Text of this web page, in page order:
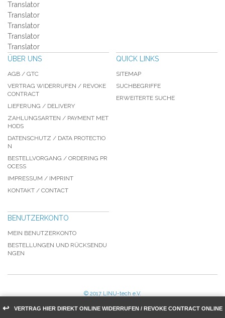
Translator
Translator
Translator
Translator
Translator
ÜBER UNS
AGB / GTC
VERTRAG WIDERRUFEN / REVOKE
CONTRACT
LIEFERUNG / DELIVERY
ZAHLUNGSARTEN / PAYMENT MET
HODS
DATENSCHUTZ / DATA PROTECTIO
N
BESTELLVORGANG / ORDERING PR
OCESS
IMPRESSUM / IMPRINT
KONTAKT / CONTACT
↩ VERTRAG HIER DIREKT ONLINE WIDERRUFEN / REVOKE CONTRACT ONLINE
QUICK LINKS
SITEMAP
SUCHBEGRIFFE
ERWEITERTE SUCHE
BENUTZERKONTO
MEIN BENUTZERKONTO
BESTELLUNGEN UND RÜCKSENDU
NGEN
© 2017 LINU-tech e.V.